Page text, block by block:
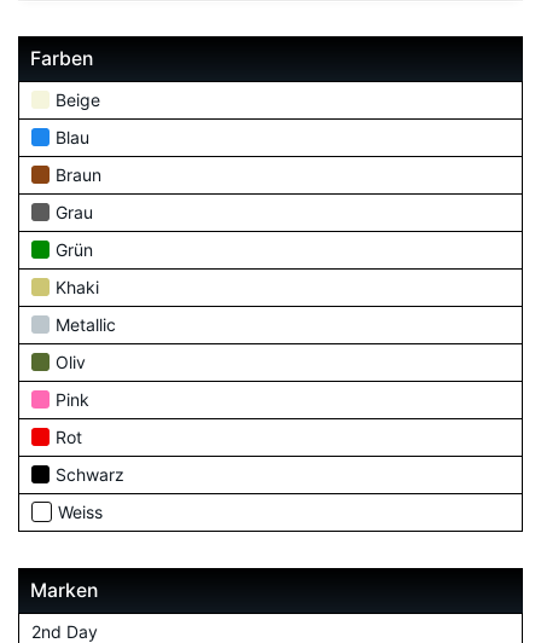
Farben
Beige
Blau
Braun
Grau
Grün
Khaki
Metallic
Oliv
Pink
Rot
Schwarz
Weiss
Marken
2nd Day